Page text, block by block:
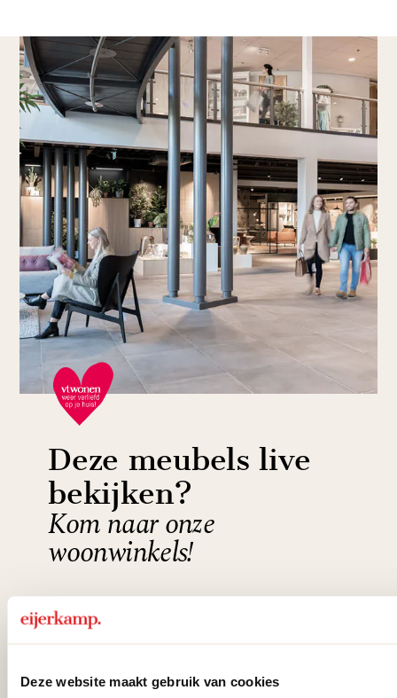
Deze website maakt gebruik van cookies
Deze meubels live
bekijken?
Kom naar onze
woonwinkels!
make-over bij Eijerkamp in Zutphen &
onder één dak voor wonen, slapen en